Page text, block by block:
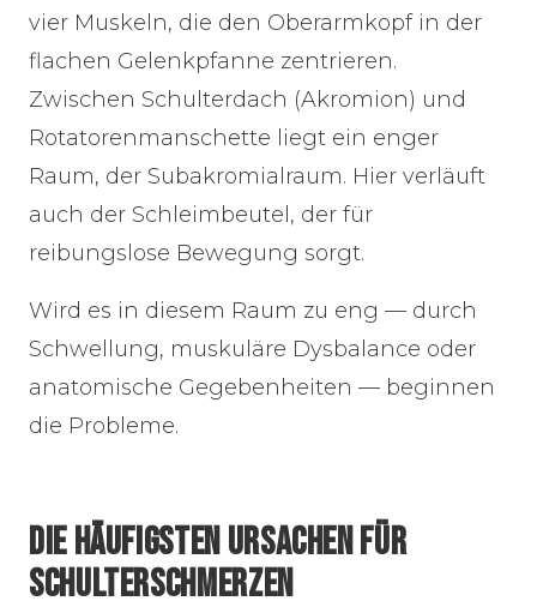
vier Muskeln, die den Oberarmkopf in der
flachen Gelenkpfanne zentrieren.
Zwischen Schulterdach (Akromion) und
Rotatorenmanschette liegt ein enger
Raum, der Subakromialraum. Hier verläuft
auch der Schleimbeutel, der für
reibungslose Bewegung sorgt.
Wird es in diesem Raum zu eng — durch
Schwellung, muskuläre Dysbalance oder
anatomische Gegebenheiten — beginnen
die Probleme.
DIE HÄUFIGSTEN URSACHEN FÜR
SCHULTERSCHMERZEN